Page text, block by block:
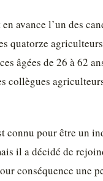
avance l’un des
quatorze
âgées de 26 à 62
collègues
connu pour être un
il a décidé de
conséquence une